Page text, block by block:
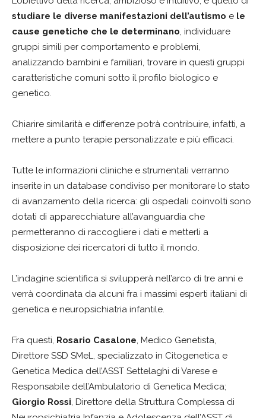
studiare le diverse manifestazioni dell’autismo e le
cause genetiche che le determinano, individuare
gruppi simili per comportamento e problemi,
analizzando bambini e familiari, trovare in questi gruppi
caratteristiche comuni sotto il profilo biologico e
genetico.
Chiarire similarità e differenze potrà contribuire, infatti, a
mettere a punto terapie personalizzate e più efficaci.
Tutte le informazioni cliniche e strumentali verranno
inserite in un database condiviso per monitorare lo stato
di avanzamento della ricerca: gli ospedali coinvolti sono
dotati di apparecchiature all’avanguardia che
permetteranno di raccogliere i dati e metterli a
disposizione dei ricercatori di tutto il mondo.
L’indagine scientifica si svilupperà nell’arco di tre anni e
verrà coordinata da alcuni fra i massimi esperti italiani di
genetica e neuropsichiatria infantile.
Fra questi, Rosario Casalone, Medico Genetista,
Direttore SSD SMeL, specializzato in Citogenetica e
Genetica Medica dell’ASST Settelaghi di Varese e
Responsabile dell’Ambulatorio di Genetica Medica;
Giorgio Rossi, Direttore della Struttura Complessa di